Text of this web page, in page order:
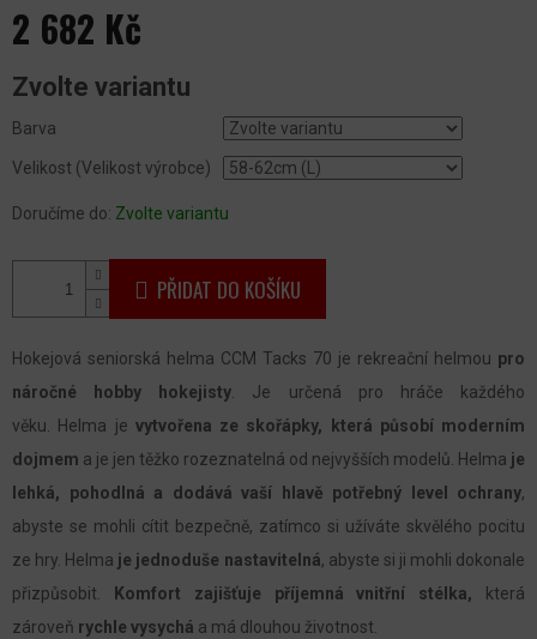
2 682 Kč
cena:
Zvolte variantu
Barva
Velikost (Velikost výrobce)
Doručíme do: Zvolte variantu
PŘIDAT DO KOŠÍKU
Hokejová seniorská helma CCM Tacks 70 je rekreační helmou pro
náročné hobby hokejisty . Je určená pro hráče každého
věku. Helma je vytvořena ze skořápky, která působí moderním
dojmem a je jen těžko rozeznatelná od nejvyšších modelů. Helma je
lehká, pohodlná a dodává vaší hlavě potřebný level ochrany,
abyste se mohli cítit bezpečně, zatímco si užíváte skvělého pocitu
ze hry. Helma je jednoduše nastavitelná, abyste si ji mohli dokonale
přizpůsobit.
Komfort zajišťuje příjemná vnitřní stélka, která
zároveň rychle vysychá a má dlouhou životnost.